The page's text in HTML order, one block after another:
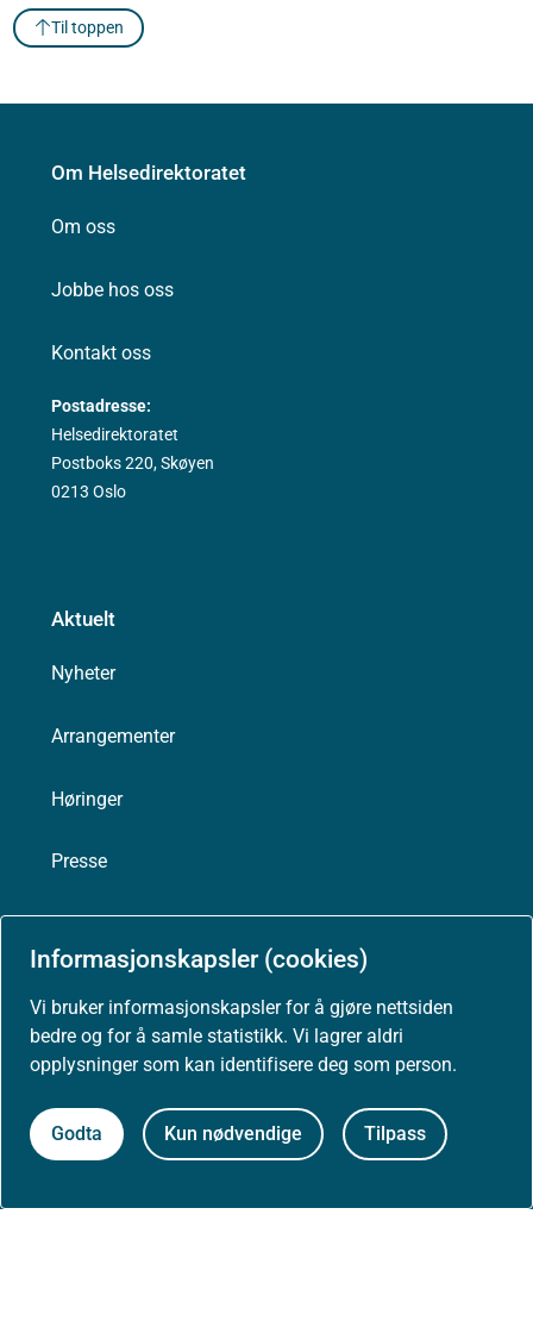
Informasjonskapsler (cookies)
Vi bruker informasjonskapsler for å gjøre nettsiden
bedre og for å samle statistikk. Vi lagrer aldri
opplysninger som kan identifisere deg som person.
Godta Kun nødvendige Tilpass
Til toppen
Om Helsedirektoratet
Om oss
Jobbe hos oss
Kontakt oss
Postadresse:
Helsedirektoratet
Postboks 220, Skøyen
0213 Oslo
Aktuelt
Nyheter
Arrangementer
Høringer
Presse
Om nettstedet
Personvernerklæring
Tilgjengelighetserklæring (uustatus.no)